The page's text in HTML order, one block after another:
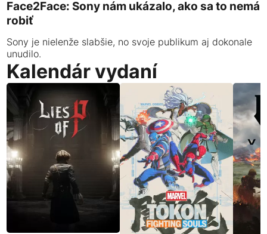
Face2Face: Sony nám ukázalo, ako sa to nemá
robiť
Sony je nielenže slabšie, no svoje publikum aj dokonale
unudilo.
Kalendár vydaní